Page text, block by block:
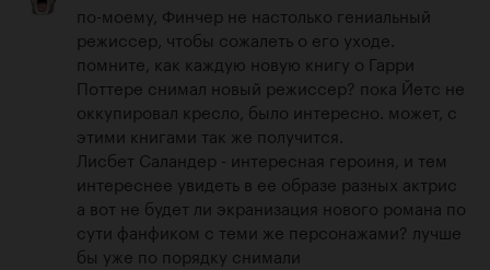
по-моему, Финчер не настолько гениальный
режиссер, чтобы сожалеть о его уходе.
помните, как каждую новую книгу о Гарри
Поттере снимал новый режиссер? пока Йетс не
оккупировал кресло, было интересно. может, с
этими книгами так же получится.
Лисбет Саландер - интересная героиня, и тем
интереснее увидеть в ее образе разных актрис
а вот не будет ли экранизация нового романа по
сути фанфиком с теми же персонажами? лучше
бы уже по порядку снимали